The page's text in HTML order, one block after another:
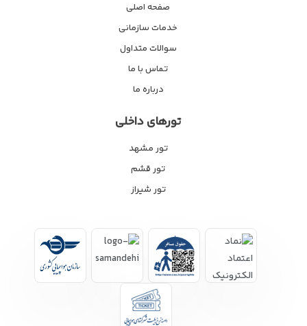
صفحه اصلی
خدمات سازمانی
سوالات متداول
تماس با ما
درباره ما
تورهای داخلی
تور مشهد
تور قشم
تور شیراز